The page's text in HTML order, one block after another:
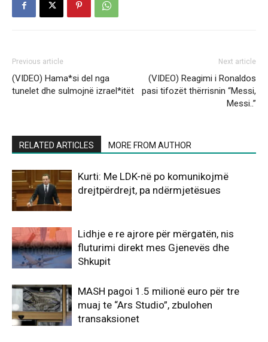
Previous article
(VIDEO) Hama*si del nga
tunelet dhe sulmojnë izrael*itët
Next article
(VIDEO) Reagimi i Ronaldos
pasi tifozët thërrisnin “Messi,
Messi..”
RELATED ARTICLES MORE FROM AUTHOR
Kurti: Me LDK-në po komunikojmë
drejtpërdrejt, pa ndërmjetësues
Lidhje e re ajrore për mërgatën, nis
fluturimi direkt mes Gjenevës dhe
Shkupit
MASH pagoi 1.5 milionë euro për tre
muaj te “Ars Studio”, zbulohen
transaksionet